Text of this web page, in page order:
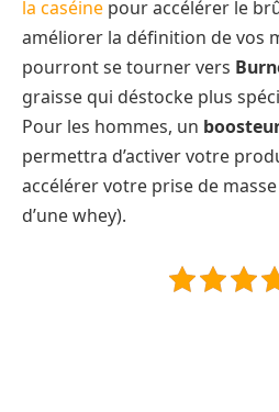
la caséine pour accélérer le
améliorer la définition de vos
pourront se tourner vers
graisse qui déstocke plus
Pour les hommes, un
permettra d’activer votre
accélérer votre prise de
d’une whey).